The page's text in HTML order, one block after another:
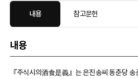
내용 참고문헌
내용
『주식시의酒食是義』는 은진송씨 동춘당